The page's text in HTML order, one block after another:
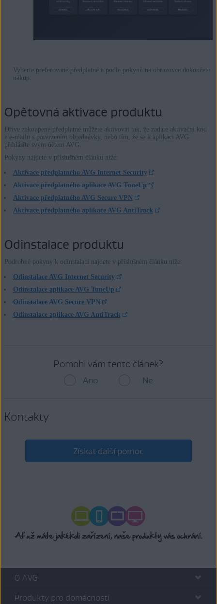
Vyberte preferované předplatné a podle pokynů na obrazovce dokončete
nákup.
Opětovná aktivace produktu
Dříve zakoupené předplatné můžete aktivovat tak, že zadáte aktivační kód
z e-mailu s potvrzením objednávky, nebo tím, že se k aplikaci AVG
přihlásíte svým účtem AVG.
Pokyny najdete v příslušném článku níže:
Aktivace předplatného AVG Internet Security
Aktivace předplatného aplikace AVG TuneUp
Aktivace předplatného AVG Secure VPN
Aktivace předplatného aplikace AVG AntiTrack
Odinstalace produktu
Podrobné pokyny k odinstalaci najdete v příslušném článku níže:
Odinstalace AVG Internet Security
Odinstalace aplikace AVG TuneUp
Odinstalace AVG Secure VPN
Odinstalace aplikace AVG AntiTrack
Pomohl vám tento článek?
Ano Ne
Kontakty
Získat další pomoc
O AVG
Produkty pro domácnosti